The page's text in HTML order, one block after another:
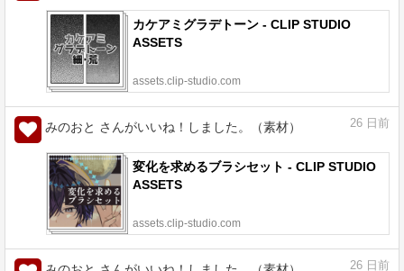
カケアミグラデトーン - CLIP STUDIO
ASSETS
assets.clip-studio.com
みのおと さんがいいね！しました。（素材） 26 日前
変化を求めるブラシセット - CLIP STUDIO
ASSETS
assets.clip-studio.com
26 日前